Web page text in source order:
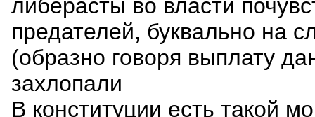
либерасты во власти
предателей, буквально на
(образно говоря выплату
захлопали
В конституции есть такой